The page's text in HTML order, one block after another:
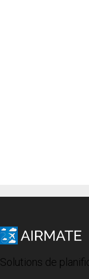
Solutions de